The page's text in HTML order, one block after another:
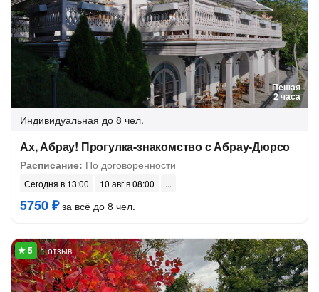
Пешая
2 часа
Индивидуальная до 8 чел.
Ах, Абрау! Прогулка-знакомство с Абрау-Дюрсо
Расписание: По договоренности
Сегодня в 13:00 10 авг в 08:00
5750 ₽за всё до 8 чел.
1 отзыв